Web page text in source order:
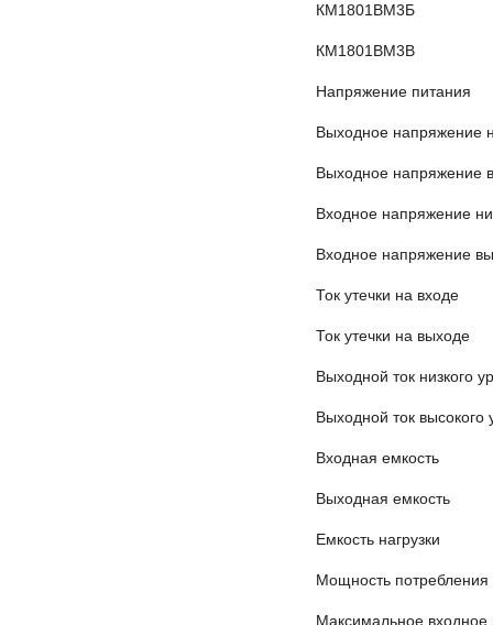
КМ1801ВМ3Б
КМ1801ВМ3В
Напряжение питания
Выходное напряжение
Выходное напряжение
Входное напряжение
Входное напряжение
Ток утечки на входе
Ток утечки на выходе
Выходной ток низкого
Выходной ток высокого
Входная емкость
Выходная емкость
Емкость нагрузки
Мощность потребления
Максимальное